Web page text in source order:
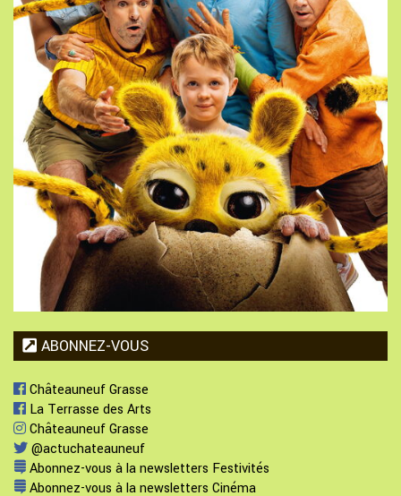
ABONNEZ-VOUS
Châteauneuf Grasse
La Terrasse des Arts
Châteauneuf Grasse
@actuchateauneuf
Abonnez-vous à la newsletters Festivités
Abonnez-vous à la newsletters Cinéma